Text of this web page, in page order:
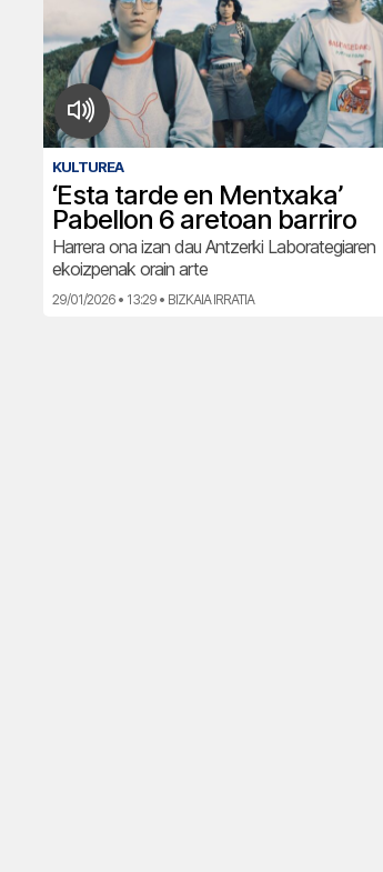
KULTUREA
‘Esta tarde en Mentxaka’
Pabellon 6 aretoan barriro
Harrera ona izan dau Antzerki Laborategiaren
ekoizpenak orain arte
29/01/2026 • 13:29 • BIZKAIA IRRATIA